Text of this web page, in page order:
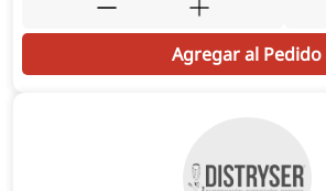
Agregar al Pedido